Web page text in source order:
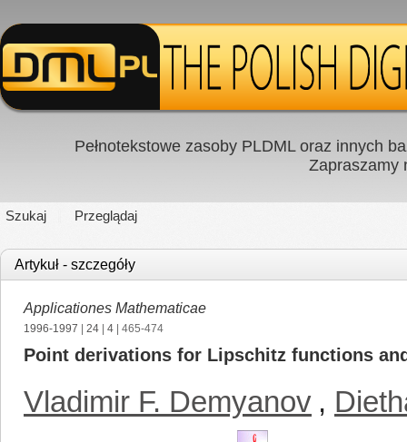
Pełnotekstowe zasoby PLDML oraz innych
Zapraszamy
Szukaj Przeglądaj
Artykuł - szczegóły
Applicationes Mathematicae
1996-1997 24 4 | 465-474
Point derivations for Lipschitz functions
Vladimir F. Demyanov ,